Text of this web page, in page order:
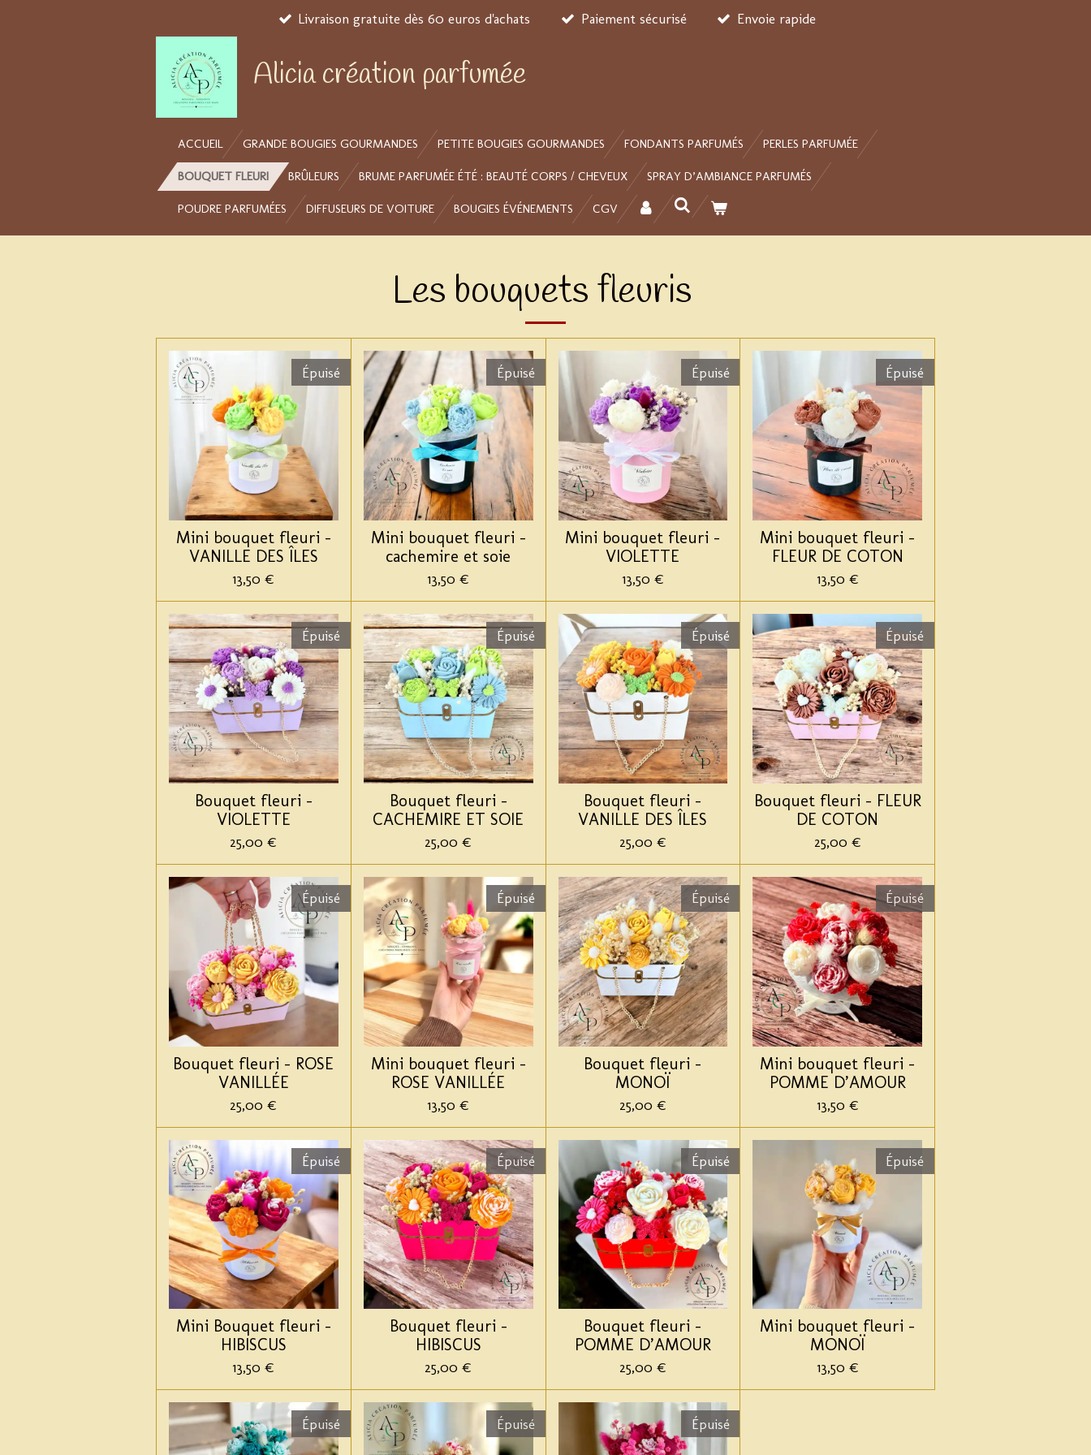
Livraison gratuite dès 60 euros d'achats Paiement sécurisé Envoie rapide
Alicia création parfumée
ACCUEIL GRANDE BOUGIES GOURMANDES PETITE BOUGIES GOURMANDES FONDANTS PARFUMÉS PERLES PARFUMÉE
BOUQUET FLEURI BRÛLEURS BRUME PARFUMÉE ÉTÉ : BEAUTÉ CORPS / CHEVEUX SPRAY D’AMBIANCE PARFUMÉS
POUDRE PARFUMÉES DIFFUSEURS DE VOITURE BOUGIES ÉVÉNEMENTS CGV
Les bouquets fleuris
Épuisé
Mini bouquet fleuri -
VANILLE DES ÎLES
13,50 €
Épuisé
Mini bouquet fleuri -
cachemire et soie
13,50 €
Épuisé
Mini bouquet fleuri -
VIOLETTE
13,50 €
Épuisé
Mini bouquet fleuri -
FLEUR DE COTON
13,50 €
Épuisé
Bouquet fleuri -
VIOLETTE
25,00 €
Épuisé
Bouquet fleuri -
CACHEMIRE ET SOIE
25,00 €
Épuisé
Bouquet fleuri -
VANILLE DES ÎLES
25,00 €
Épuisé
Bouquet fleuri - FLEUR
DE COTON
25,00 €
Épuisé
Bouquet fleuri - ROSE
VANILLÉE
25,00 €
Épuisé
Mini bouquet fleuri -
ROSE VANILLÉE
13,50 €
Épuisé
Bouquet fleuri -
MONOÏ
25,00 €
Épuisé
Mini bouquet fleuri -
POMME D’AMOUR
13,50 €
Épuisé
Mini Bouquet fleuri -
HIBISCUS
13,50 €
Épuisé
Bouquet fleuri -
HIBISCUS
25,00 €
Épuisé
Bouquet fleuri -
POMME D’AMOUR
25,00 €
Épuisé
Mini bouquet fleuri -
MONOÏ
13,50 €
Épuisé Épuisé Épuisé